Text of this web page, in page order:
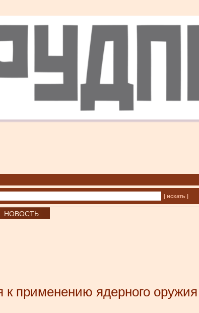
| искать |
НОВОСТЬ
к применению ядерного